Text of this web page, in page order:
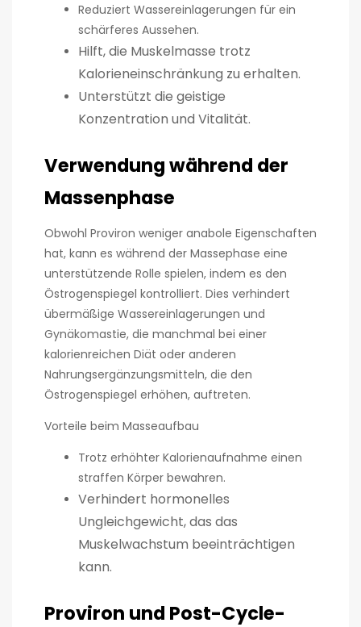
Reduziert Wassereinlagerungen für ein
schärferes Aussehen.
Hilft, die Muskelmasse trotz
Kalorieneinschränkung zu erhalten.
Unterstützt die geistige
Konzentration und Vitalität.
Verwendung während der
Massenphase
Obwohl Proviron weniger anabole Eigenschaften
hat, kann es während der Massephase eine
unterstützende Rolle spielen, indem es den
Östrogenspiegel kontrolliert. Dies verhindert
übermäßige Wassereinlagerungen und
Gynäkomastie, die manchmal bei einer
kalorienreichen Diät oder anderen
Nahrungsergänzungsmitteln, die den
Östrogenspiegel erhöhen, auftreten.
Vorteile beim Masseaufbau
Trotz erhöhter Kalorienaufnahme einen
straffen Körper bewahren.
Verhindert hormonelles
Ungleichgewicht, das das
Muskelwachstum beeinträchtigen
kann.
Proviron und Post-Cycle-